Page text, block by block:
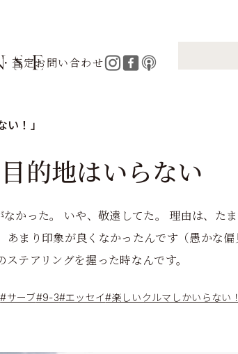
査定お問い合わせ
プンカーに目的地はいらない
！」
的地はいらない
かった。 いや、敬遠してた。 理由は、た
あまり印象が良くなかったんです（愚かな
テアリングを握った時なんです。
#サーブ#9-3#エッセイ#楽しいクルマしかいらない！